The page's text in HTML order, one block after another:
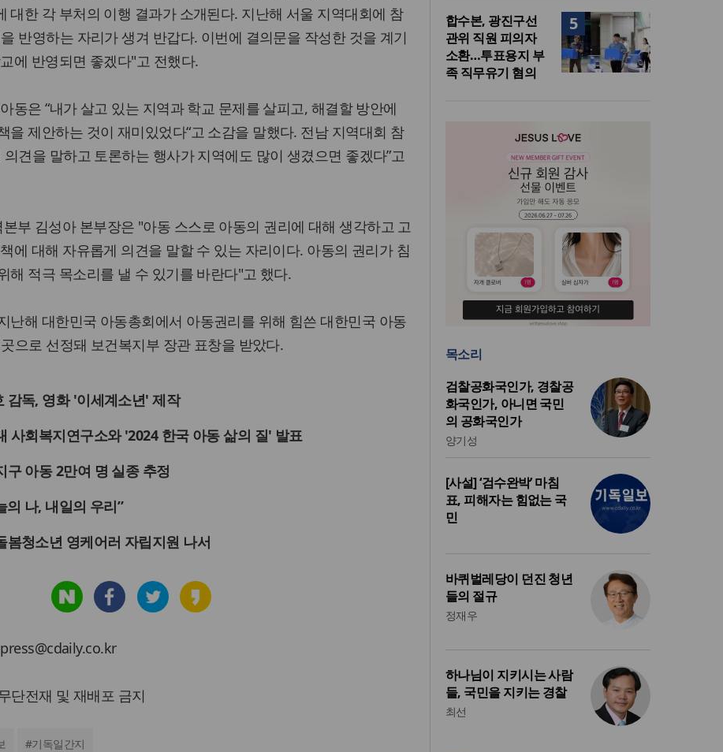
대한 각 부처의 이행 결과가 소개된다. 지난해 서울 지역대회에 참
반영하는 자리가 생겨 반갑다. 이번에 결의문을 작성한 것을 계기
에 반영되면 좋겠다"고 전했다.
동은 “내가 살고 있는 지역과 학교 문제를 살피고, 해결할 방안에
을 제안하는 것이 재미있었다“고 소감을 말했다. 전남 지역대회 참
견을 말하고 토론하는 행사가 지역에도 많이 생겼으면 좋겠다”고
부 김성아 본부장은 "아동 스스로 아동의 권리에 대해 생각하고 고
에 대해 자유롭게 의견을 말할 수 있는 자리이다. 아동의 권리가 침
해 적극 목소리를 낼 수 있기를 바란다"고 했다.
난해 대한민국 아동총회에서 아동권리를 위해 힘쓴 대한민국 아동
으로 선정돼 보건복지부 장관 표창을 받았다.
감독, 영화 '이세계소년' 제작
사회복지연구소와 '2024 한국 아동 삶의 질' 발표
아동 2만여 명 실종 추정
의 나, 내일의 우리”
봄청소년 영케어러 자립지원 나서
전재 및 재배포 금지
#기독일간지
5
합수본, 광진구선
관위 직원 피의자
소환…투표용지 부
족 직무유기 혐의
목소리
검찰공화국인가, 경찰공
화국인가, 아니면 국민
의 공화국인가
양기성
[사설] ‘검수완박’ 마침
표, 피해자는 힘없는 국
민
바퀴벌레당이 던진 청년
들의 절규
정재우
하나님이 지키시는 사람
들, 국민을 지키는 경찰
최선